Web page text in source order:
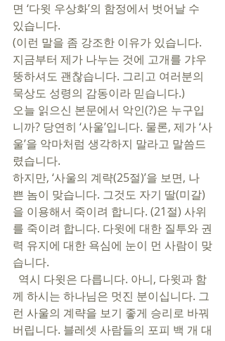
면 ‘다윗 우상화’의 함정에서 벗어날 수
있습니다.
(이런 말을 좀 강조한 이유가 있습니다.
지금부터 제가 나누는 것에 고개를 갸우
뚱하셔도 괜찮습니다. 그리고 여러분의
묵상도 성령의 감동이라 믿습니다.)
오늘 읽으신 본문에서 악인(?)은 누구입
니까? 당연히 ‘사울’입니다. 물론, 제가 ‘사
울’을 악마처럼 생각하지 말라고 말씀드
렸습니다.
하지만, ‘사울의 계략(25절)’을 보면, 나
쁜 놈이 맞습니다. 그것도 자기 딸(미갈)
을 이용해서 죽이려 합니다. (21절) 사위
를 죽이려 합니다. 다윗에 대한 질투와 권
력 유지에 대한 욕심에 눈이 먼 사람이 맞
습니다.
께 하시는 하나님은 멋진 분이십니다. 그
런 사울의 계략을 보기 좋게 승리로 바꿔
버립니다. 블레셋 사람들의 포피 백 개 대